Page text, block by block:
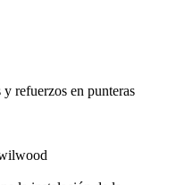
refuerzos en punteras